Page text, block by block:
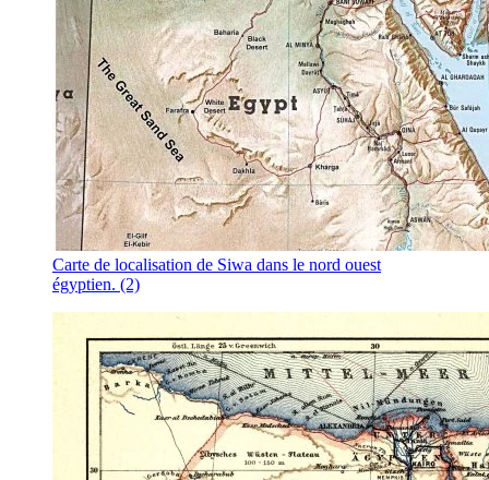
Carte de localisation de Siwa dans le nord ouest
égyptien. (2)